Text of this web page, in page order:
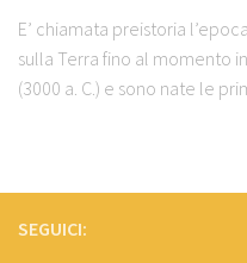
E’ chiamata preistoria
sulla Terra fino al momento
(3000 a. C.) e sono nate le
SEGUICI: